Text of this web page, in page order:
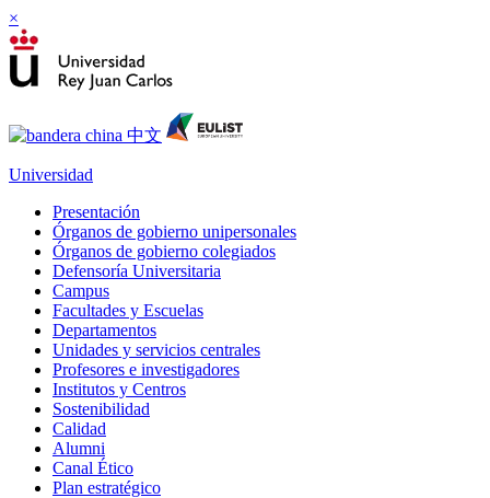
×
Universidad
Presentación
Órganos de gobierno unipersonales
Órganos de gobierno colegiados
Defensoría Universitaria
Campus
Facultades y Escuelas
Departamentos
Unidades y servicios centrales
Profesores e investigadores
Institutos y Centros
Sostenibilidad
Calidad
Alumni
Canal Ético
Plan estratégico